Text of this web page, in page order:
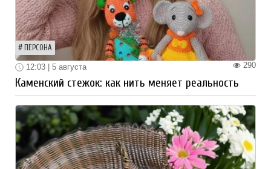
ПЕРСОНА
290
12:03 | 5 августа
Каменский стежок: как нить меняет реальность